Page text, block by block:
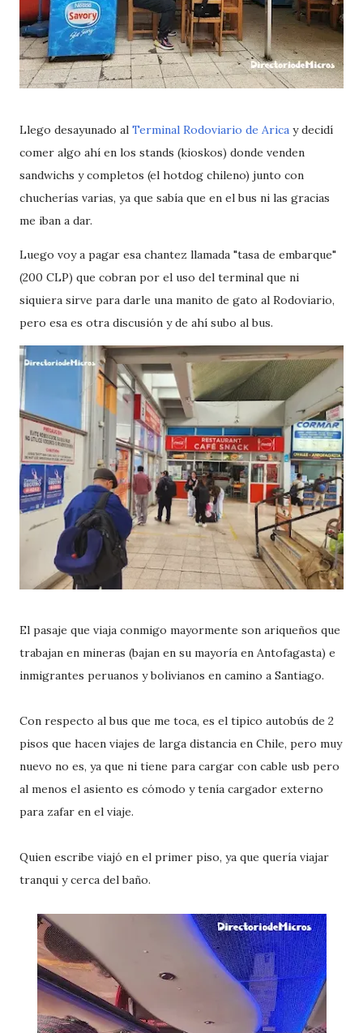
Llego desayunado al Terminal Rodoviario de Arica y decidí
comer algo ahí en los stands (kioskos) donde venden
sandwichs y completos (el hotdog chileno) junto con
chucherías varias, ya que sabía que en el bus ni las gracias
me iban a dar.
Luego voy a pagar esa chantez llamada "tasa de embarque"
(200 CLP) que cobran por el uso del terminal que ni
siquiera sirve para darle una manito de gato al Rodoviario,
pero esa es otra discusión y de ahí subo al bus.
El pasaje que viaja conmigo mayormente son ariqueños que
trabajan en mineras (bajan en su mayoría en Antofagasta) e
inmigrantes peruanos y bolivianos en camino a Santiago.
Con respecto al bus que me toca, es el tipico autobús de 2
pisos que hacen viajes de larga distancia en Chile, pero muy
nuevo no es, ya que ni tiene para cargar con cable usb pero
al menos el asiento es cómodo y tenía cargador externo
para zafar en el viaje.
Quien escribe viajó en el primer piso, ya que quería viajar
tranqui y cerca del baño.